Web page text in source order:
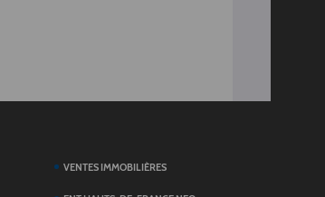
VENTES IMMOBILIÈRES